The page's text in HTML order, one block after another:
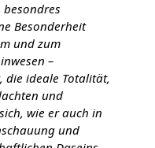
besondres
Besonderheit
und zum
–
die ideale Totalität,
und
wie er auch in
und